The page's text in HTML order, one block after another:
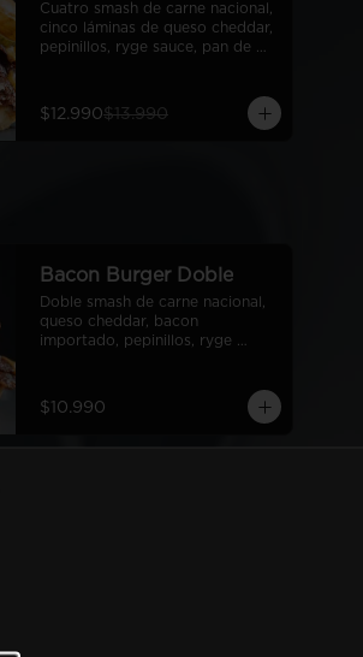
Cuatro smash de carne nacional,
cinco láminas de queso cheddar,
pepinillos, ryge sauce, pan de
$12.990$13.990
Bacon Burger Doble
Doble smash de carne nacional,
queso cheddar, bacon
importado, pepinillos, ryge
$10.990